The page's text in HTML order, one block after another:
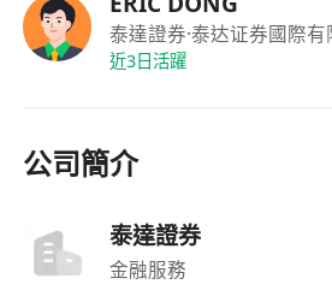
泰達證券·泰达证券國際有限公司
近3日活躍
公司簡介
泰達證券
金融服務